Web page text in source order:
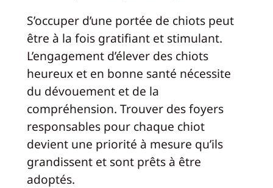
S’occuper d’une portée de chiots peut
être à la fois gratifiant et stimulant.
L’engagement d’élever des chiots
heureux et en bonne santé nécessite
du dévouement et de la
compréhension. Trouver des foyers
responsables pour chaque chiot
devient une priorité à mesure qu’ils
grandissent et sont prêts à être
adoptés.